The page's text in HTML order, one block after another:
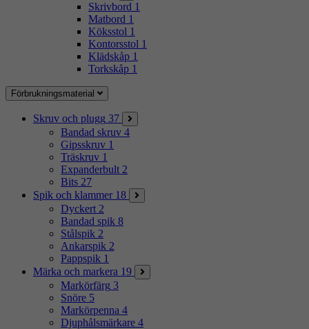
Skrivbord 1
Matbord 1
Köksstol 1
Kontorsstol 1
Klädskåp 1
Torkskåp 1
Förbrukningsmaterial
Skruv och plugg 37
Bandad skruv 4
Gipsskruv 1
Träskruv 1
Expanderbult 2
Bits 27
Spik och klammer 18
Dyckert 2
Bandad spik 8
Stålspik 2
Ankarspik 2
Pappspik 1
Märka och markera 19
Markörfärg 3
Snöre 5
Markörpenna 4
Djuphålsmärkare 4